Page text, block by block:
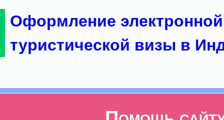
Оформление электронной
туристической визы в